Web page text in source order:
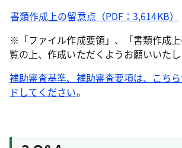
書類作成上の留意点（PDF：3,614KB）
※「ファイル作成要領」、「書類作成
覧の上、作成いただくようお願いいたし
補助審査基準、補助審査要項は、こち
ドしてください。